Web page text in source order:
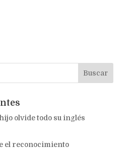
olvide todo su inglés
el reconocimiento